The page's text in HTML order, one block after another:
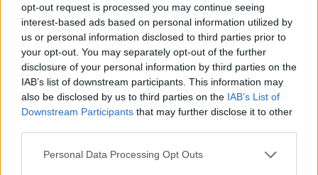
opt-out request is processed you may continue seeing
interest-based ads based on personal information utilized by
us or personal information disclosed to third parties prior to
your opt-out. You may separately opt-out of the further
disclosure of your personal information by third parties on the
IAB’s list of downstream participants. This information may
also be disclosed by us to third parties on the IAB’s List of
Downstream Participants that may further disclose it to other
Personal Data Processing Opt Outs
Ti lascio alla ricetta completa!